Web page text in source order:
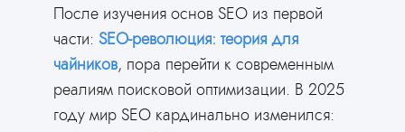
После изучения основ SEO из первой
части: SEO-революция: теория для
чайников, пора перейти к современным
реалиям поисковой оптимизации. В 2025
году мир SEO кардинально изменился: